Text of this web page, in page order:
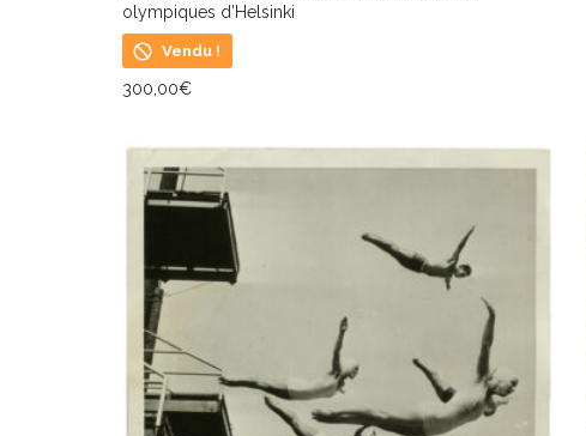
olympiques d’Helsinki
Vendu !
300,00€